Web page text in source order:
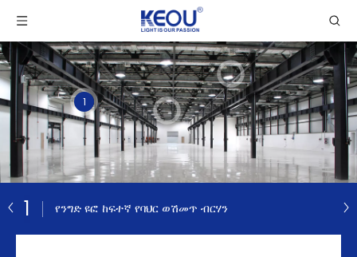
1
1 የንግድ ዩፎ ከፍተኛ የባህር ወሽመጥ ብርሃን